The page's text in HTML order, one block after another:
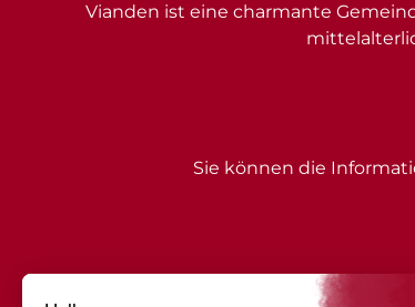
Sie können die
Vianden ist eine charmante